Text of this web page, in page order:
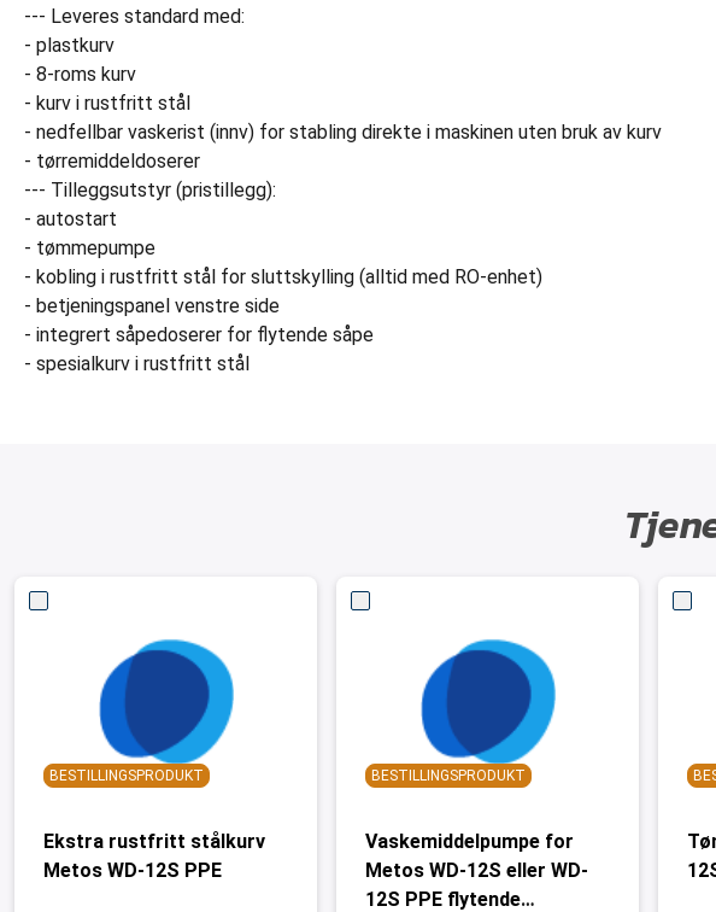
--- Leveres standard med:
- plastkurv
- 8-roms kurv
- kurv i rustfritt stål
- nedfellbar vaskerist (innv) for stabling direkte i maskinen uten bruk av kurv
- tørremiddeldoserer
--- Tilleggsutstyr (pristillegg):
- autostart
- tømmepumpe
- kobling i rustfritt stål for sluttskylling (alltid med RO-enhet)
- betjeningspanel venstre side
- integrert såpedoserer for flytende såpe
- spesialkurv i rustfritt stål
BESTILLINGSPRODUKT
Ekstra rustfritt stålkurv
Metos WD-12S PPE
BESTILLINGSPRODUKT
Vaskemiddelpumpe for
Metos WD-12S eller WD-
12S PPE flytende